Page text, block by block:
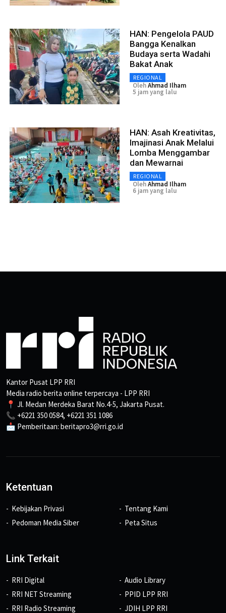
HAN: Pengelola PAUD
Bangga Kenalkan
Budaya serta Wadahi
Bakat Anak
REGIONAL
OlehAhmad Ilham
5 jam yang lalu
HAN: Asah Kreativitas,
Imajinasi Anak Melalui
Lomba Menggambar
dan Mewarnai
REGIONAL
OlehAhmad Ilham
6 jam yang lalu
Kantor Pusat LPP RRI
Media radio berita online terpercaya - LPP RRI
📍 Jl. Medan Merdeka Barat No.4-5, Jakarta Pusat.
📞 +6221 350 0584, +6221 351 1086
📩 Pemberitaan: beritapro3@rri.go.id
Ketentuan
Kebijakan Privasi
Pedoman Media Siber
Tentang Kami
Peta Situs
Link Terkait
RRI Digital
RRI NET Streaming
RRI Radio Streaming
Audio Library
PPID LPP RRI
JDIH LPP RRI